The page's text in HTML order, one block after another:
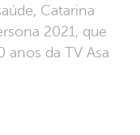
2021, que
anos da TV Asa